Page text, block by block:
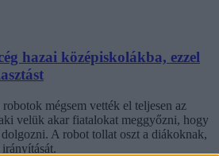
hazai középiskolákba, ezzel
mégsem vették el teljesen az
velük akar fiatalokat meggyőzni, hogy
A robot tollat oszt a diákoknak,